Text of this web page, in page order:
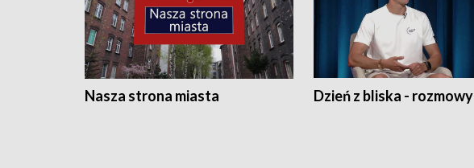
Nasza strona miasta Dzień z bliska - rozmowy